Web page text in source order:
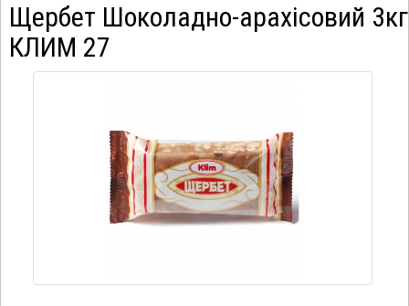
Щербет Шоколадно-арахісовий 3кг
КЛИМ 27